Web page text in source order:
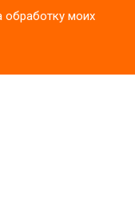
обработку моих